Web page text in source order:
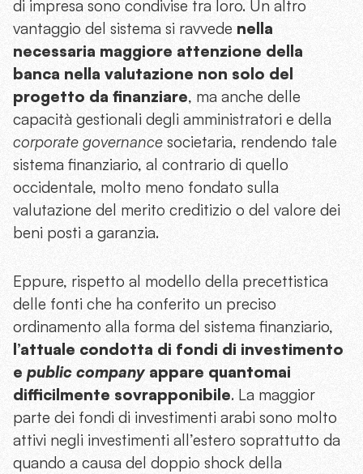
di impresa sono condivise tra loro. Un altro
vantaggio del sistema si ravvede nella
necessaria maggiore attenzione della
banca nella valutazione non solo del
progetto da finanziare, ma anche delle
capacità gestionali degli amministratori e della
corporate governance societaria, rendendo tale
sistema finanziario, al contrario di quello
occidentale, molto meno fondato sulla
valutazione del merito creditizio o del valore dei
beni posti a garanzia.
Eppure, rispetto al modello della precettistica
delle fonti che ha conferito un preciso
ordinamento alla forma del sistema finanziario,
l’attuale condotta di fondi di investimento
e public company appare quantomai
difficilmente sovrapponibile. La maggior
parte dei fondi di investimenti arabi sono molto
attivi negli investimenti all’estero soprattutto da
quando a causa del doppio shock della